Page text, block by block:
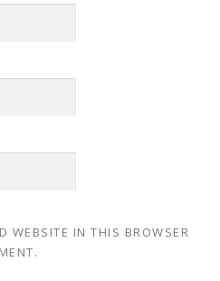
WEBSITE IN THIS BROWSER